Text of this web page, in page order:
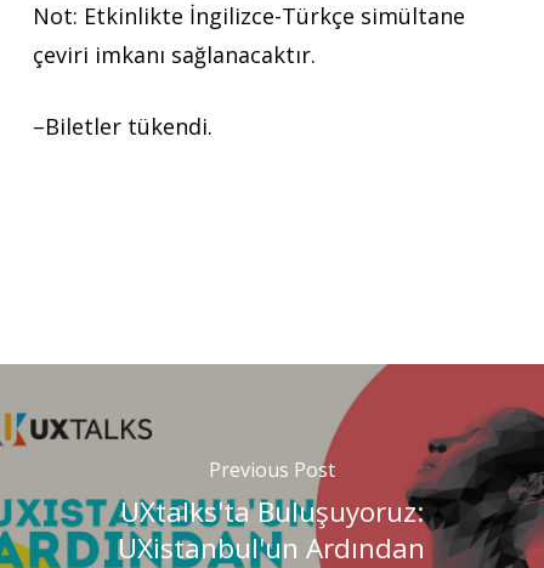
Not: Etkinlikte İngilizce-Türkçe simültane
çeviri imkanı sağlanacaktır.
–Biletler tükendi.
Previous Post
UXtalks'ta Buluşuyoruz:
UXistanbul'un Ardından